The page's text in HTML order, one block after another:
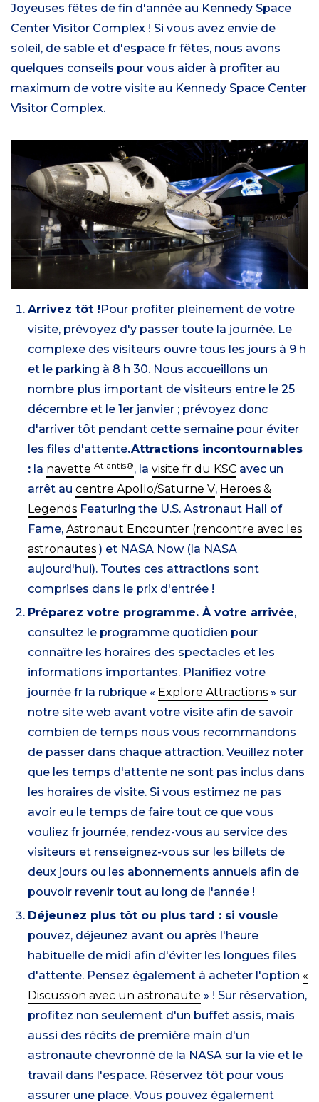
Joyeuses fêtes de fin d'année au Kennedy Space
Center Visitor Complex ! Si vous avez envie de
soleil, de sable et d'espace fr fêtes, nous avons
quelques conseils pour vous aider à profiter au
maximum de votre visite au Kennedy Space Center
Visitor Complex.
Arrivez tôt !Pour profiter pleinement de votre
visite, prévoyez d'y passer toute la journée. Le
complexe des visiteurs ouvre tous les jours à 9 h
et le parking à 8 h 30. Nous accueillons un
nombre plus important de visiteurs entre le 25
décembre et le 1er janvier ; prévoyez donc
d'arriver tôt pendant cette semaine pour éviter
les files d'attente.Attractions incontournables
: la navette Atlantis®, la visite fr du KSC avec un
arrêt au centre Apollo/Saturne V, Heroes &
Legends Featuring the U.S. Astronaut Hall of
Fame, Astronaut Encounter (rencontre avec les
astronautes ) et NASA Now (la NASA
aujourd'hui). Toutes ces attractions sont
comprises dans le prix d'entrée !
Préparez votre programme. À votre arrivée,
consultez le programme quotidien pour
connaître les horaires des spectacles et les
informations importantes. Planifiez votre
journée fr la rubrique « Explore Attractions » sur
notre site web avant votre visite afin de savoir
combien de temps nous vous recommandons
de passer dans chaque attraction. Veuillez noter
que les temps d'attente ne sont pas inclus dans
les horaires de visite. Si vous estimez ne pas
avoir eu le temps de faire tout ce que vous
vouliez fr journée, rendez-vous au service des
visiteurs et renseignez-vous sur les billets de
deux jours ou les abonnements annuels afin de
pouvoir revenir tout au long de l'année !
Déjeunez plus tôt ou plus tard : si vousle
pouvez, déjeunez avant ou après l'heure
habituelle de midi afin d'éviter les longues files
d'attente. Pensez également à acheter l'option «
Discussion avec un astronaute » ! Sur réservation,
profitez non seulement d'un buffet assis, mais
aussi des récits de première main d'un
astronaute chevronné de la NASA sur la vie et le
travail dans l'espace. Réservez tôt pour vous
assurer une place. Vous pouvez également